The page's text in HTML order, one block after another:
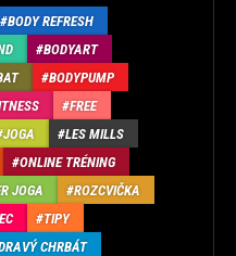
BODY REFRESH
BODYART
BODYPUMP
FREE
JOGA
LES MILLS
ONLINE TRÉNING
JOGA
ROZCVIČKA
TIPY
CHRBÁT